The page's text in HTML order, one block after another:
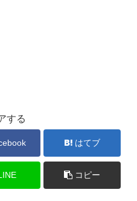
する
はてブ
コピー